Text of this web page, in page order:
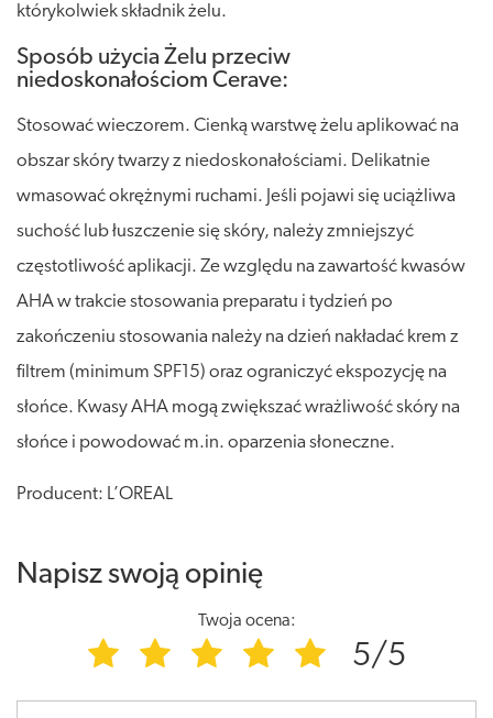
którykolwiek składnik żelu.
Sposób użycia Żelu przeciw
niedoskonałościom Cerave:
Stosować wieczorem. Cienką warstwę żelu aplikować na
obszar skóry twarzy z niedoskonałościami. Delikatnie
wmasować okrężnymi ruchami. Jeśli pojawi się uciążliwa
suchość lub łuszczenie się skóry, należy zmniejszyć
częstotliwość aplikacji. Ze względu na zawartość kwasów
AHA w trakcie stosowania preparatu i tydzień po
zakończeniu stosowania należy na dzień nakładać krem z
filtrem (minimum SPF15) oraz ograniczyć ekspozycję na
słońce. Kwasy AHA mogą zwiększać wrażliwość skóry na
słońce i powodować m.in. oparzenia słoneczne.
Producent: L’OREAL
Napisz swoją opinię
Twoja ocena:
5/5